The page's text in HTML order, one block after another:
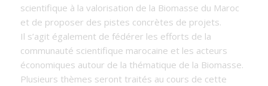
scientifique à la valorisation de la Biomasse du Maroc
et de proposer des pistes concrètes de projets.
Il s’agit également de fédérer les efforts de la
communauté scientifique marocaine et les acteurs
économiques autour de la thématique de la Biomasse.
Plusieurs thèmes seront traités au cours de cette